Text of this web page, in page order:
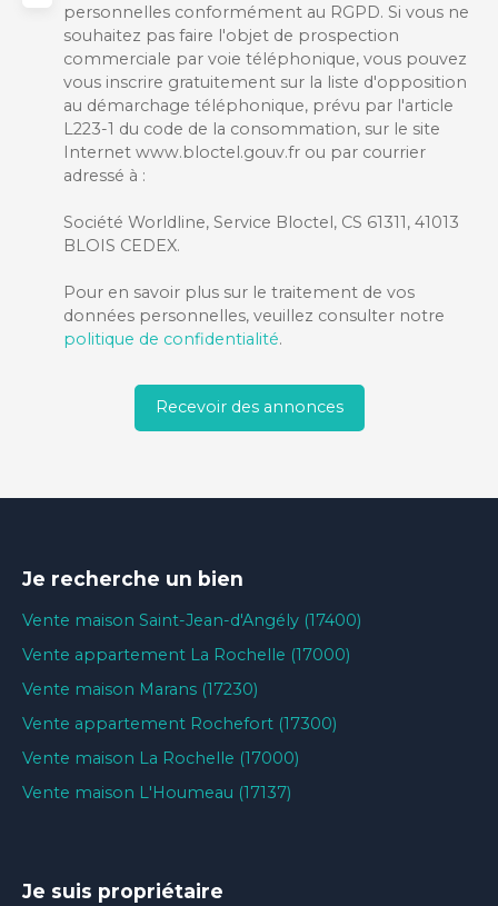
personnelles conformément au RGPD. Si vous ne
souhaitez pas faire l'objet de prospection
commerciale par voie téléphonique, vous pouvez
vous inscrire gratuitement sur la liste d'opposition
au démarchage téléphonique, prévu par l'article
L223-1 du code de la consommation, sur le site
Internet www.bloctel.gouv.fr ou par courrier
adressé à :
Société Worldline, Service Bloctel, CS 61311, 41013
BLOIS CEDEX.
Pour en savoir plus sur le traitement de vos
données personnelles, veuillez consulter notre
politique de confidentialité.
Recevoir des annonces
Je recherche un bien
Vente maison Saint-Jean-d'Angély (17400)
Vente appartement La Rochelle (17000)
Vente maison Marans (17230)
Vente appartement Rochefort (17300)
Vente maison La Rochelle (17000)
Vente maison L'Houmeau (17137)
Je suis propriétaire